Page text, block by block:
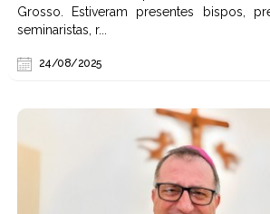
Grosso. Estiveram presentes bispos,
seminaristas, r...
24/08/2025